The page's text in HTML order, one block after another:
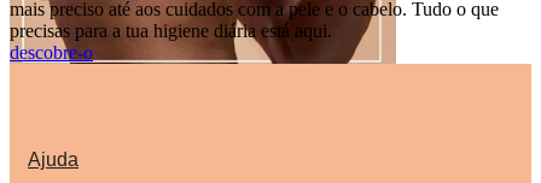
mais preciso até aos cuidados com a pele e o cabelo. Tudo o que
precisas para a tua higiene diária está aqui.
descobre-o
Ajuda